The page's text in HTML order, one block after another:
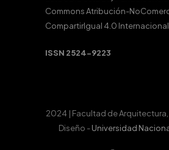
Commons Atribución-
CompartirIgual 4.0 Internacional
ISSN 2524-9223
2024 | Facultad de
Diseño -Universidad